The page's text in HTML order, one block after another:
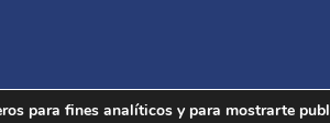
para fines analíticos y para mostrarte